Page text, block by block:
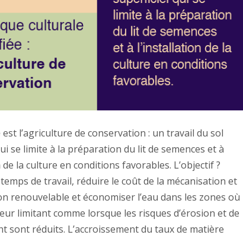
l’agriculture de conservation : un travail du sol
se limite à la préparation du lit de semences et à
de la culture en conditions favorables. L’objectif ?
de travail, réduire le coût de la mécanisation et
renouvelable et économiser l’eau dans les zones où
limitant comme lorsque les risques d’érosion et de
sont réduits. L’accroissement du taux de matière